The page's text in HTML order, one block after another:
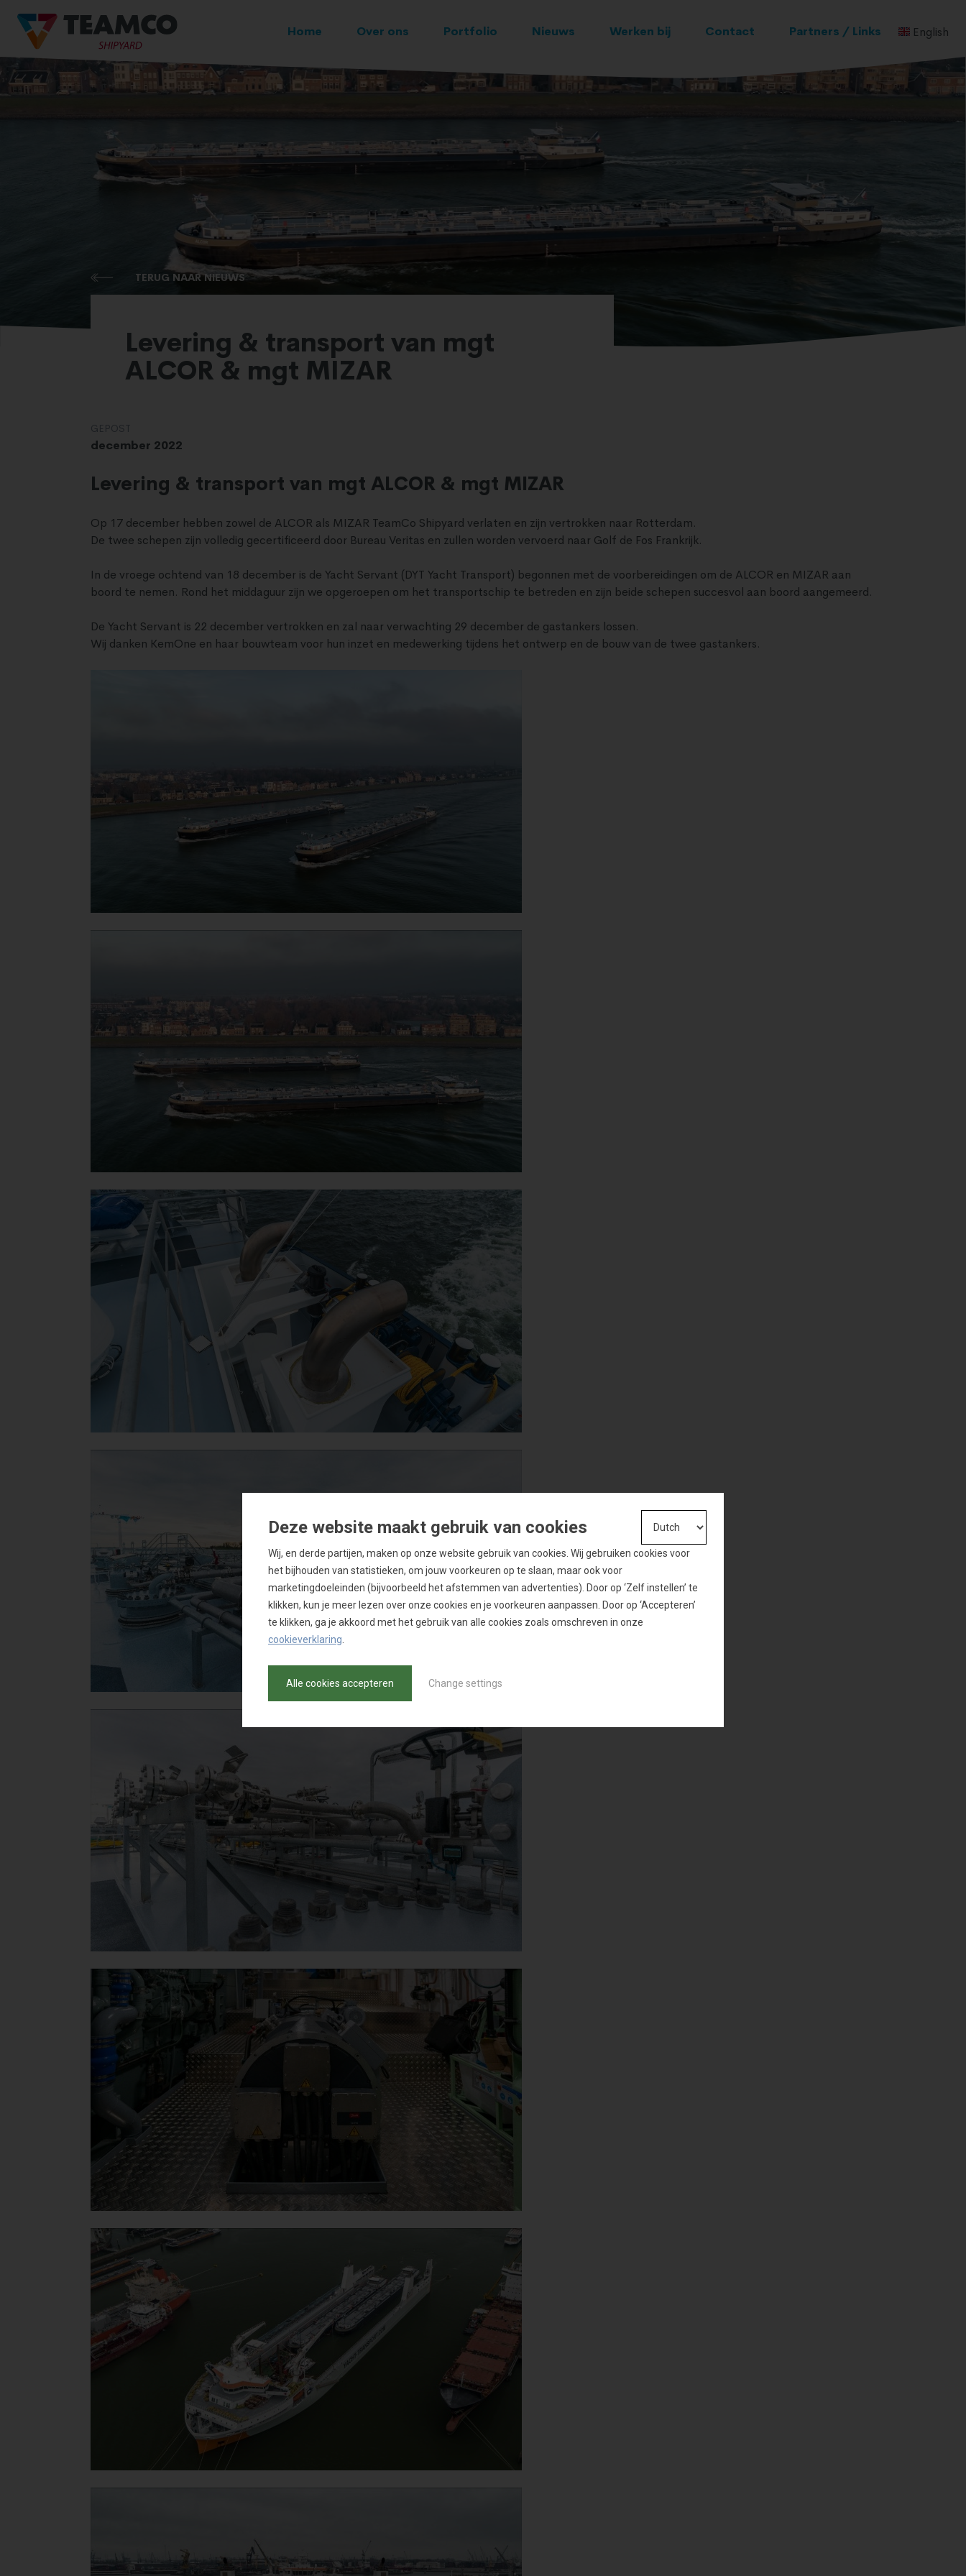
Home Over ons Portfolio Nieuws Werken bij Contact Partners / Links English
TERUG NAAR NIEUWS
Levering & transport van mgt
ALCOR & mgt MIZAR
GEPOST
december 2022
Levering & transport van mgt ALCOR & mgt MIZAR
Op 17 december hebben zowel de ALCOR als MIZAR TeamCo Shipyard verlaten en zijn vertrokken naar Rotterdam.
De twee schepen zijn volledig gecertificeerd door Bureau Veritas en zullen worden vervoerd naar Golf de Fos Frankrijk.
In de vroege ochtend van 18 december is de Yacht Servant (DYT Yacht Transport) begonnen met de voorbereidingen om de ALCOR en MIZAR aan
boord te nemen. Rond het middaguur zijn we opgeroepen om het transportschip te betreden en zijn beide schepen succesvol aan boord aangemeerd.
De Yacht Servant is 22 december vertrokken en zal naar verwachting 29 december de gastankers lossen.
Wij danken KemOne en haar bouwteam voor hun inzet en medewerking tijdens het ontwerp en de bouw van de twee gastankers.
Deze website maakt gebruik van cookies
Wij, en derde partijen, maken op onze website gebruik van cookies. Wij gebruiken cookies voor
het bijhouden van statistieken, om jouw voorkeuren op te slaan, maar ook voor
marketingdoeleinden (bijvoorbeeld het afstemmen van advertenties). Door op ‘Zelf instellen’ te
klikken, kun je meer lezen over onze cookies en je voorkeuren aanpassen. Door op ‘Accepteren’
te klikken, ga je akkoord met het gebruik van alle cookies zoals omschreven in onze
cookieverklaring
Alle cookies accepteren Change settings